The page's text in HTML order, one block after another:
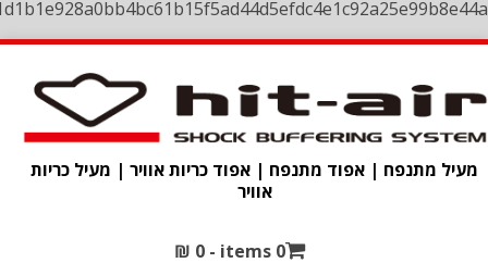
מעיל מתנפח | אפוד מתנפח | אפוד כריות אוויר | מעיל כריות
אוויר
0 items -
₪ 0